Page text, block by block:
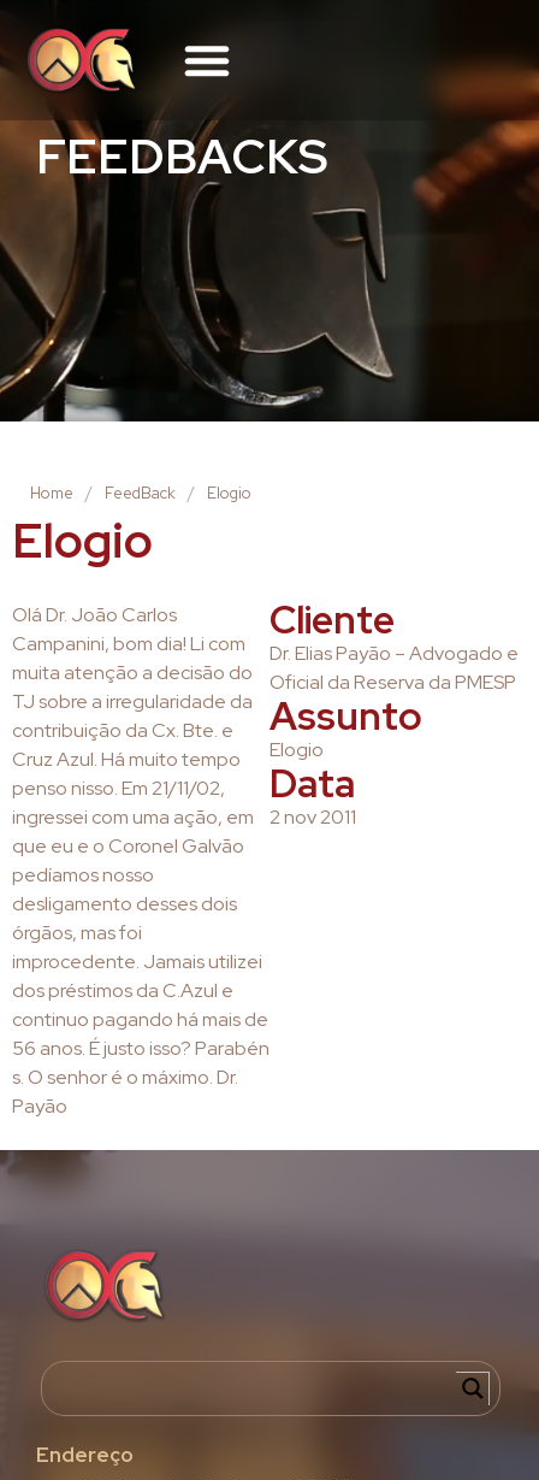
FEEDBACKS
Home / FeedBack / Elogio
Elogio
Olá Dr. João Carlos
Campanini, bom dia! Li com
muita atenção a decisão do
TJ sobre a irregularidade da
contribuição da Cx. Bte. e
Cruz Azul. Há muito tempo
penso nisso. Em 21/11/02,
ingressei com uma ação, em
que eu e o Coronel Galvão
pedíamos nosso
desligamento desses dois
órgãos, mas foi
improcedente. Jamais utilizei
dos préstimos da C.Azul e
continuo pagando há mais de
56 anos. É justo isso? Parabén
s. O senhor é o máximo. Dr.
Payão
Cliente
Dr. Elias Payão – Advogado e
Oficial da Reserva da PMESP
Assunto
Elogio
Data
2 nov 2011
Endereço